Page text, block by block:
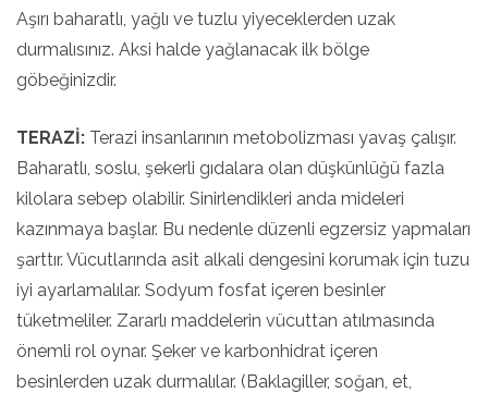
Aşırı baharatlı, yağlı ve tuzlu yiyeceklerden uzak
durmalısınız. Aksi halde yağlanacak ilk bölge
göbeğinizdir.
TERAZİ: Terazi insanlarının metobolizması yavaş çalışır.
Baharatlı, soslu, şekerli gıdalara olan düşkünlüğü fazla
kilolara sebep olabilir. Sinirlendikleri anda mideleri
kazınmaya başlar. Bu nedenle düzenli egzersiz yapmaları
şarttır. Vücutlarında asit alkali dengesini korumak için tuzu
iyi ayarlamalılar. Sodyum fosfat içeren besinler
tüketmeliler. Zararlı maddelerin vücuttan atılmasında
önemli rol oynar. Şeker ve karbonhidrat içeren
besinlerden uzak durmalılar. (Baklagiller, soğan, et,